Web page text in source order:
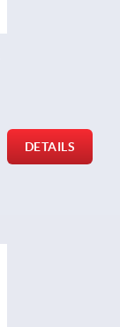
DETAILS